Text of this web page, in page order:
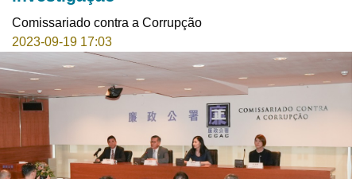
Comissariado contra a Corrupção
2023-09-19 17:03